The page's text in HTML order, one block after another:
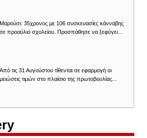
Μαρούσι: 35χρονος με 106 συσκευασίες κάνναβης
σε προαύλιο σχολείου. Προσπάθησε να ξεφύγει...
Από τις 31 Αυγούστου τίθενται σε εφαρμογή οι
μειώσεις τιμών στο πλαίσιο της πρωτοβουλίας...